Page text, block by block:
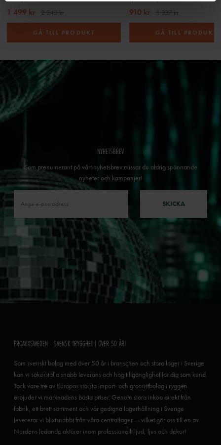
1 499 kr 2 243 kr
GÅ TILL PRODUKT
910 kr 1 337 kr
GÅ TILL PRODUKT
NYHETSBREV
Som prenumerant på vårt nyhetsbrev missar du aldrig spännande
nyheter och kampanjer!
SKICKA
PROMIXSWEDEN - SVENSK TRYGGHET I ÖVER 50 ÅR!
Som svenskt bolag med över 50 år i branschen och stora lager i Sverige
kan vi säkerställa snabb leverans och hög tillgänglighet för dig som kund.
Tack vare tre av Europas största import- och grossistbolag i ryggen
erbjuder vi marknadens bästa priser. Genom stora inköp direkt från
fabrik, ett brett sortiment och vår gedigna lagerhållning i Sverige
levererar vi blixtsnabbt från våra centrallager — vilket gör oss till en av
Nordens ledande aktörer inom professionellt ljud, ljus och dekor!